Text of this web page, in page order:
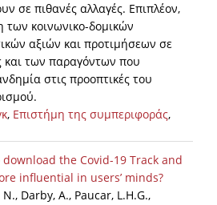
σε πιθανές αλλαγές. Επιπλέον,
των κοινωνικο-δομικών
αξιών και προτιμήσεων σε
και των παραγόντων που
στις προοπτικές του
, Επιστήμη της συμπεριφοράς,
the Covid-19 Track and
influential in users’ minds?
Darby, A., Paucar, L.H.G.,